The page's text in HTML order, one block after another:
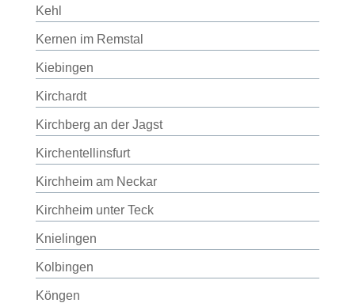
Kehl
Kernen im Remstal
Kiebingen
Kirchardt
Kirchberg an der Jagst
Kirchentellinsfurt
Kirchheim am Neckar
Kirchheim unter Teck
Knielingen
Kolbingen
Köngen